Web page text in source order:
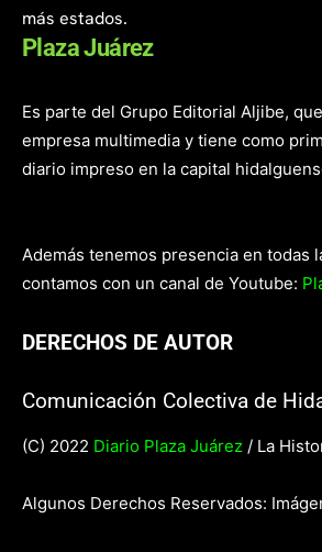
más estados.
Plaza Juárez
Es parte del Grupo Editorial Aljibe,
empresa multimedia y tiene como
diario impreso en la capital
Además tenemos presencia en todas
contamos con un canal de Youtube:
DERECHOS DE AUTOR
Comunicación Colectiva de
(C) 2022 Diario Plaza Juárez / La
Algunos Derechos Reservados: